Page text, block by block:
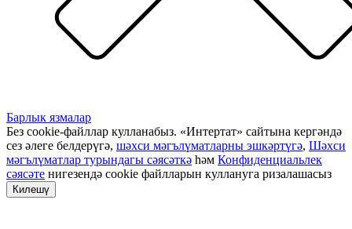
Барлык язмалар
Без cookie-файллар кулланабыз. «Интертат» сайтына кергәндә
сез әлеге белдерүгә, шәхси мәгълүматларны эшкәртүгә, Шәхси
мәгълүматлар турындагы сәясәткә һәм Конфиденциальлек
сәясәте нигезендә cookie файлларын куллануга ризалашасыз
Килешү